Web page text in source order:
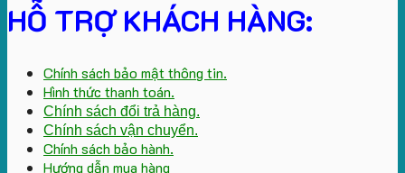
HỖ TRỢ KHÁCH HÀNG:
Chính sách bảo mật thông tin.
Hình thức thanh toán.
Chính sách đổi trả hàng.
Chính sách vận chuyển.
Chính sách bảo hành.
Hướng dẫn mua hàng